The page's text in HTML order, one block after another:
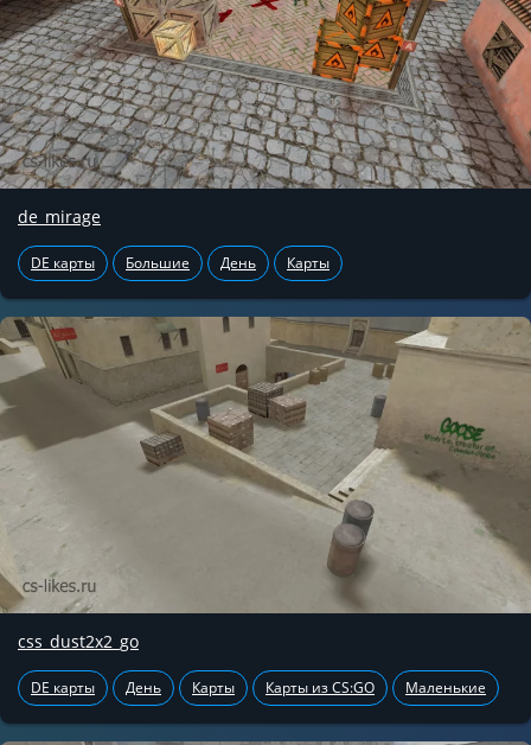
de_mirage
DE карты Большие День Карты
css_dust2x2_go
DE карты День Карты Карты из CS:GO Маленькие